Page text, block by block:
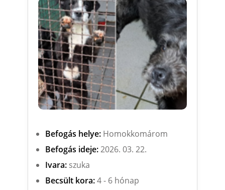
Befogás helye:Homokkomárom
Befogás ideje:2026. 03. 22.
Ivara:szuka
Becsült kora:4 - 6 hónap